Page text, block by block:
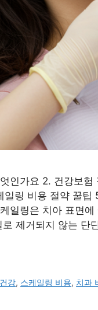
인가요 2. 건강보
일링 비용 절약 꿀
일링은 치아 표면
제거되지 않는 단
강, 스케일링 비용, 치과